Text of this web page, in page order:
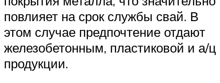
повлияет на срок службы свай. В
этом случае предпочтение отдают
железобетонным, пластиковой и а/ц
продукции.